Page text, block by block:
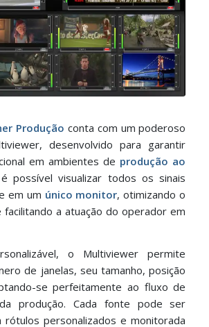
Produção conta com um poderoso
desenvolvido para garantir
em ambientes de produção ao
possível visualizar todos os sinais
em um único monitor, otimizando o
facilitando a atuação do operador em
o Multiviewer permite
de janelas, seu tamanho, posição
se perfeitamente ao fluxo de
produção. Cada fonte pode ser
rótulos personalizados e monitorada